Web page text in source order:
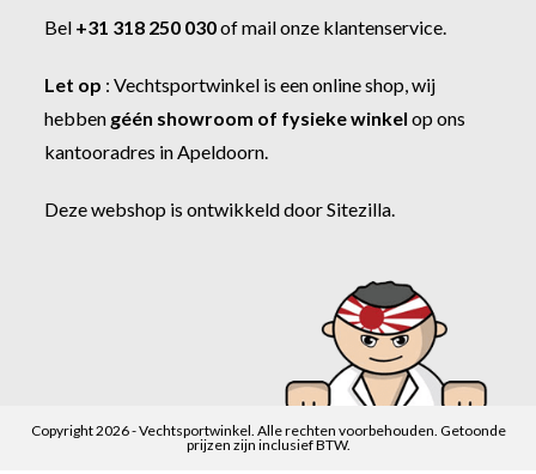
Bel +31 318 250 030ofmail onze klantenservice
Let op :Vechtsportwinkel is een online shop, wij
hebben géén showroom of fysieke winkel op ons
kantooradres in Apeldoorn.
Deze webshop is ontwikkeld doorSitezilla
Copyright 2026 - Vechtsportwinkel. Alle rechten voorbehouden. Getoonde
prijzen zijn inclusief BTW.